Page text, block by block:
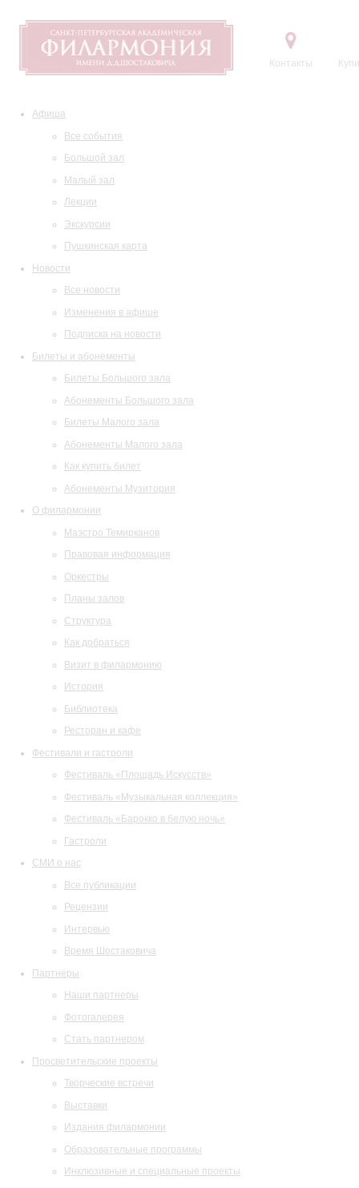
Контакты
Афиша
Все события
Большой зал
Малый зал
Лекции
Экскурсии
Пушкинская карта
Новости
Все новости
Изменения в афише
Подписка на новости
Билеты и абонементы
Билеты Большого зала
Абонементы Большого зала
Билеты Малого зала
Абонементы Малого зала
Как купить билет
Абонементы Музитория
О филармонии
Маэстро Темирканов
Правовая информация
Оркестры
Планы залов
Структура
Как добраться
Визит в филармонию
История
Библиотека
Ресторан и кафе
Фестивали и гастроли
Фестиваль «Площадь Искусств»
Фестиваль «Музыкальная коллекция»
Фестиваль «Барокко в белую ночь»
Гастроли
СМИ о нас
Все публикации
Рецензии
Интервью
Время Шостаковича
Партнеры
Наши партнеры
Фотогалерея
Стать партнером
Просветительские проекты
Творческие встречи
Выставки
Издания филармонии
Образовательные программы
Инклюзивные и специальные проекты